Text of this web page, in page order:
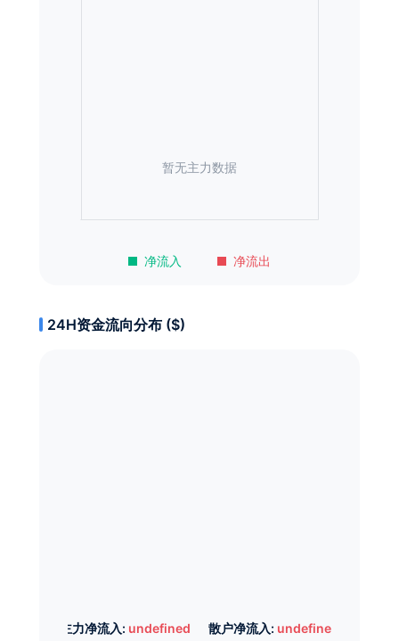
净流入 净流出
暂无主力数据
24H资金流向分布 ($)
主力净流入: undefined 散户净流入: undefined